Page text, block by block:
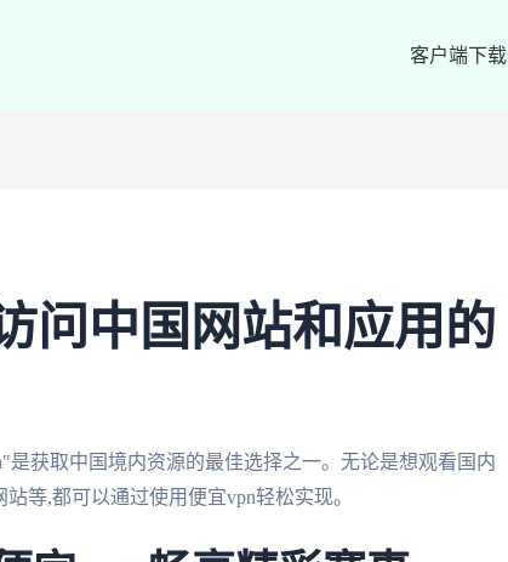
客户端下载
问中国网站和应用的
获取中国境内资源的最佳选择之一。无论是想观看国内
等,都可以通过使用便宜vpn轻松实现。